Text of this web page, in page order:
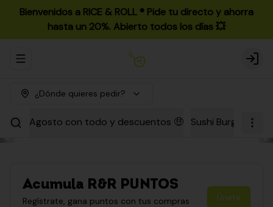
Bienvenidos a RICE & ROLL ®️ Pide tu directo y ahorra
hasta un 20%. Abierto todos los días 💥
Abrir menu de navegación Login
¿Dónde quieres pedir?
Agosto con todo y descuentos 🤑 Sushi Burgers
Acumula R&R PUNTOS
Regístrate, gana puntos con tus compras
Únete